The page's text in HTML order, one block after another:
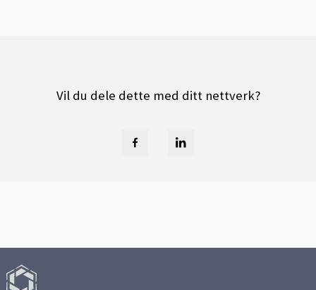
Vil du dele dette med ditt nettverk?